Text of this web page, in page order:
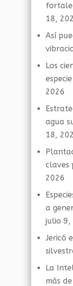
18,
Así
Los
2026
agua
18,
claves
2026
a
julio 9,
Jericó
La
más